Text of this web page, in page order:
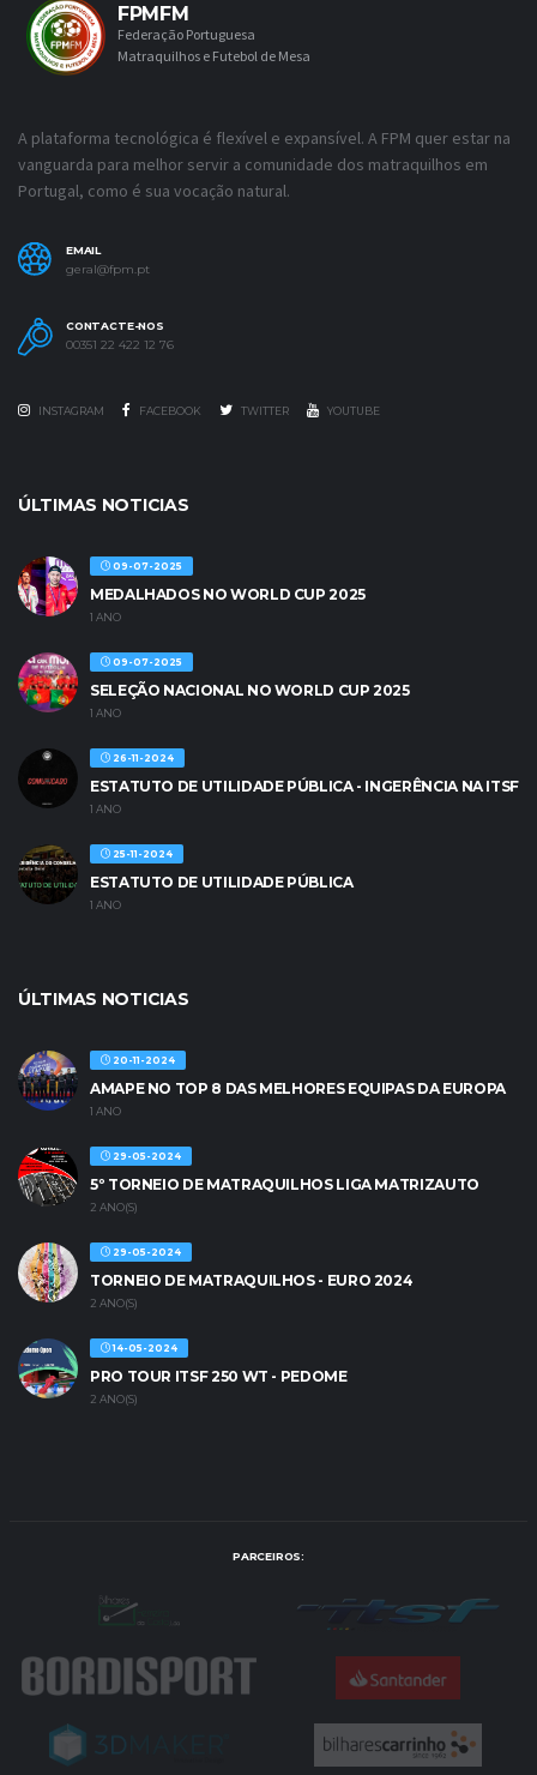
FPMFM
Federação Portuguesa
Matraquilhos e Futebol de Mesa
A plataforma tecnológica é flexível e expansível. A FPM quer estar na
vanguarda para melhor servir a comunidade dos matraquilhos em
Portugal, como é sua vocação natural.
EMAIL
geral@fpm.pt
CONTACTE-NOS
00351 22 422 12 76
INSTAGRAM FACEBOOK TWITTER YOUTUBE
ÚLTIMAS NOTICIAS
09-07-2025
MEDALHADOS NO WORLD CUP 2025
1 ANO
09-07-2025
SELEÇÃO NACIONAL NO WORLD CUP 2025
1 ANO
26-11-2024
ESTATUTO DE UTILIDADE PÚBLICA - INGERÊNCIA NA ITSF
1 ANO
25-11-2024
ESTATUTO DE UTILIDADE PÚBLICA
1 ANO
ÚLTIMAS NOTICIAS
20-11-2024
AMAPE NO TOP 8 DAS MELHORES EQUIPAS DA EUROPA
1 ANO
29-05-2024
5º TORNEIO DE MATRAQUILHOS LIGA MATRIZAUTO
2 ANO(S)
29-05-2024
TORNEIO DE MATRAQUILHOS - EURO 2024
2 ANO(S)
14-05-2024
PRO TOUR ITSF 250 WT - PEDOME
2 ANO(S)
PARCEIROS: